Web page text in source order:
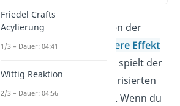
Für die Säureeigenschaften der
Gruppe spielt der
mesomere Effekt
eine große Rolle. Genauer spielt der
mesomere Effekt der polarisierten
Carboxygruppe eine Rolle. Wenn du
Friedel Crafts
Acylierung
1/3 – Dauer: 04:41
Wittig Reaktion
2/3 – Dauer: 04:56